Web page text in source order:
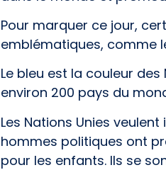
Pour marquer ce jour,
emblématiques, comme
Le bleu est la couleur
environ 200 pays du
Les Nations Unies
hommes politiques ont
pour les enfants. Ils se